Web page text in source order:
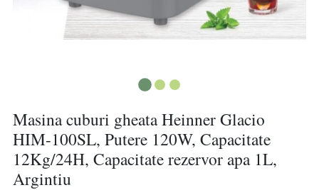
Masina cuburi gheata Heinner Glacio
HIM-100SL, Putere 120W, Capacitate
12Kg/24H, Capacitate rezervor apa 1L,
Argintiu